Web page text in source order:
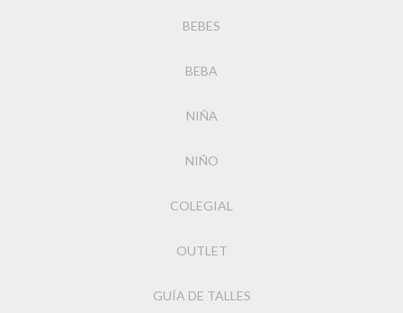
BEBES
BEBA
NIÑA
NIÑO
COLEGIAL
OUTLET
GUÍA DE TALLES